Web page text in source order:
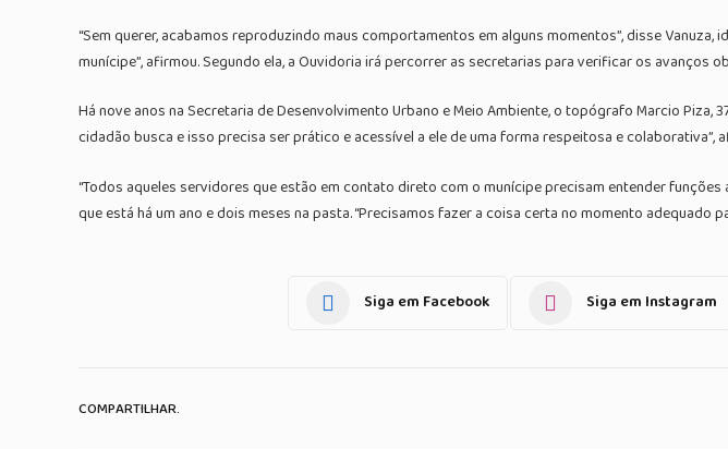
“Sem querer, acabamos reproduzindo maus comportamentos em alguns momentos”, disse
munícipe”, afirmou. Segundo ela, a Ouvidoria irá percorrer as secretarias para verificar os avanços
Há nove anos na Secretaria de Desenvolvimento Urbano e Meio Ambiente, o topógrafo Marcio
cidadão busca e isso precisa ser prático e acessível a ele de uma forma respeitosa e colaborativa”,
“Todos aqueles servidores que estão em contato direto com o munícipe precisam entender
que está há um ano e dois meses na pasta. “Precisamos fazer a coisa certa no momento adequado
Siga em Facebook Siga em Instagram
COMPARTILHAR.